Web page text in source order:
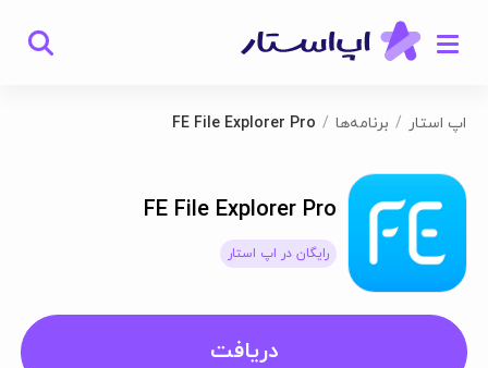
اپ استار برنامه‌ها FE File Explorer Pro
FE File Explorer Pro
رایگان در اپ استار
دریافت